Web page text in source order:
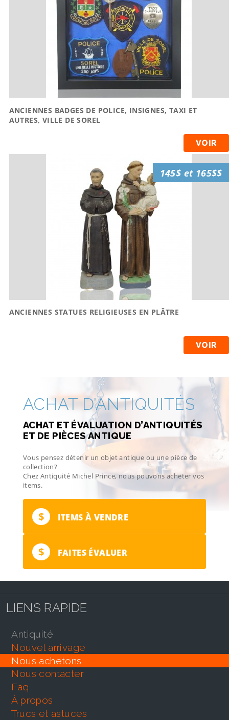
ANCIENNES BADGES DE POLICE, INSIGNES, TAXI ET
AUTRES, VILLE DE SOREL
VOIR
ANCIENNES STATUES RELIGIEUSES EN PLÂTRE
VOIR
145$ et 165$$
ACHAT D’ANTIQUITÉS
ACHAT ET ÉVALUATION D’ANTIQUITÉS
ET DE PIÈCES ANTIQUE
Vous pensez détenir un objet antique ou une pièce de
collection?
Chez Antiquité Michel Prince, nous pouvons acheter vos
items.
$ ITEMS À VENDRE
$ FAITES ÉVALUER
LIENS RAPIDE
antiquité
nouvel arrivage
nous achetons
nous contacter
faq
À propos
trucs et astuces